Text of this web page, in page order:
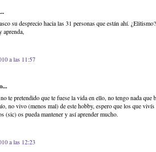
su desprecio hacia las 31 personas que están ahí.
aprenda,
a las 11:57
te pretendido que te fuese la vida en ello, no tengo nada que
no vivo (menos mal) de este hobby, espero que los que vivís
(sic) os pueda mantener y así aprender mucho.
a las 12:23